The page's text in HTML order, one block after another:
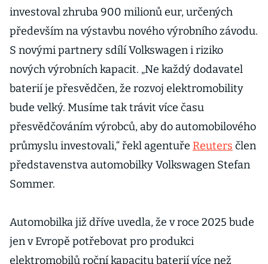
investoval zhruba 900 milionů eur, určených
především na výstavbu nového výrobního závodu.
S novými partnery sdílí Volkswagen i riziko
nových výrobních kapacit. „Ne každý dodavatel
baterií je přesvědčen, že rozvoj elektromobility
bude velký. Musíme tak trávit více času
přesvědčováním výrobců, aby do automobilového
průmyslu investovali,“ řekl agentuře Reuters člen
představenstva automobilky Volkswagen Stefan
Sommer.
Automobilka již dříve uvedla, že v roce 2025 bude
jen v Evropě potřebovat pro produkci
elektromobilů roční kapacitu baterií více než